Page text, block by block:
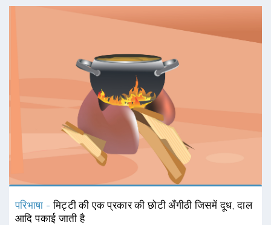
परिभाषा -मिट्टी की एक प्रकार की छोटी अँगीठी जिसमें दूध, दाल
आदि पकाई जाती है